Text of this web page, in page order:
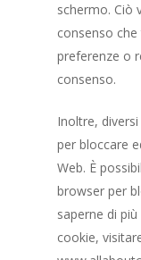
schermo. Ciò
consenso
preferenze o
consenso.
Inoltre,
per bloccare
Web. È
browser per
saperne di
cookie,